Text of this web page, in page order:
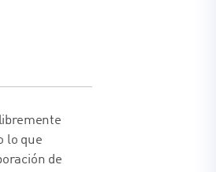
lo que
de